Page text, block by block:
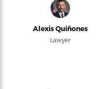
Alexis Quiñones
Lawyer